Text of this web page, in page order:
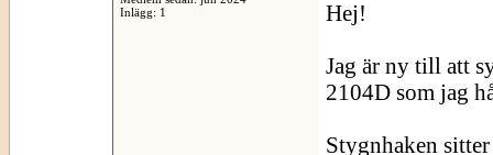
Inlägg: 1
Hej!
Jag är ny till att
2104D som jag
Stygnhaken